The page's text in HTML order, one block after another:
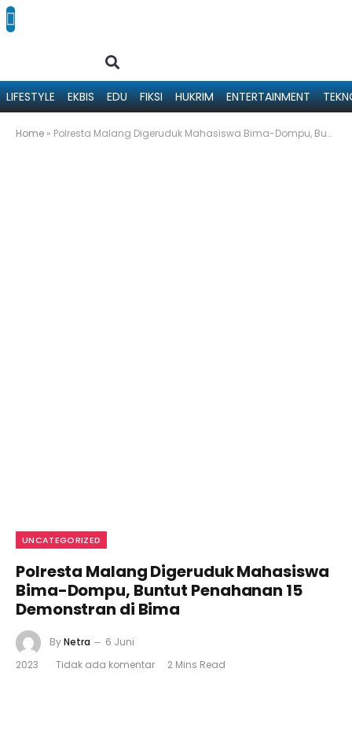
LIFESTYLE EKBIS EDU FIKSI HUKRIM ENTERTAINMENT
Home » Polresta Malang Digeruduk Mahasiswa Bima-Dompu, Buntut Penahanan 15 Demonstran di Bima
UNCATEGORIZED
Polresta Malang Digeruduk Mahasiswa
Bima-Dompu, Buntut Penahanan 15
Demonstran di Bima
ByNetra
6 Juni
2023
Tidak ada komentar 2 Mins Read